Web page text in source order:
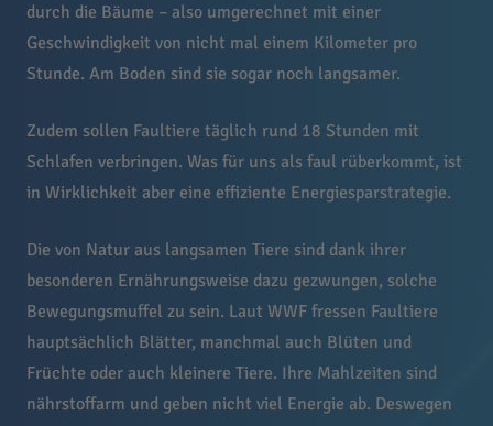
durch die Bäume – also umgerechnet mit einer
Geschwindigkeit von nicht mal einem Kilometer pro
Stunde. Am Boden sind sie sogar noch langsamer.
Zudem sollen Faultiere täglich rund 18 Stunden mit
Schlafen verbringen. Was für uns als faul rüberkommt, ist
in Wirklichkeit aber eine effiziente Energiesparstrategie.
Die von Natur aus langsamen Tiere sind dank ihrer
besonderen Ernährungsweise dazu gezwungen, solche
Bewegungsmuffel zu sein. Laut WWF fressen Faultiere
hauptsächlich Blätter, manchmal auch Blüten und
Früchte oder auch kleinere Tiere. Ihre Mahlzeiten sind
nährstoffarm und geben nicht viel Energie ab. Deswegen